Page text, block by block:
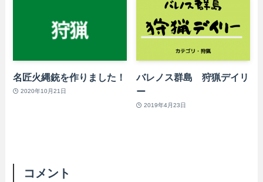
名匠火縄銃を作りました！
2020年10月21日
バレノス群島 狩猟デイリ
ー
2019年4月23日
コメント